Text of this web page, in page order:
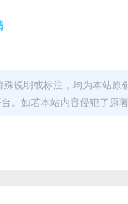
说明或标注，均为本站
。如若本站内容侵犯了原